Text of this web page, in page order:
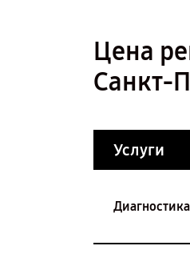
Цена
Санкт-
Услуги
Диагностика